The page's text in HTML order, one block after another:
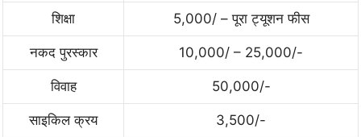
शिक्षा 5,000/ – पूरा ट्यूशन फीस
नकद पुरस्कार 10,000/ – 25,000/-
विवाह 50,000/-
साइकिल क्रय 3,500/-